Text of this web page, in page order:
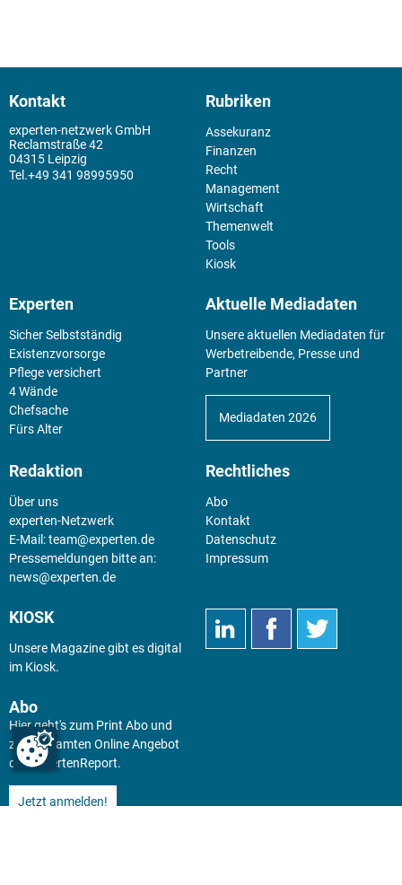
Kontakt
experten-netzwerk GmbH
Reclamstraße 42
04315 Leipzig
+49 341 98995950
Rubriken
Assekuranz
Finanzen
Recht
Management
Wirtschaft
Themenwelt
Tools
Kiosk
Experten
Sicher Selbstständig
Existenz­vorsorge
Pflege versichert
4 Wände
Chefsache
Fürs Alter
Aktuelle Mediadaten
Unsere aktuellen Mediadaten für
Werbetreibende, Presse und
Partner
Mediadaten 2026
Redaktion
Über uns
experten-Netzwerk
E-Mail:team@experten.de
Pressemeldungen bitte an:
news@experten.de
Rechtliches
Abo
Kontakt
Datenschutz
Impressum
KIOSK
Unsere Magazine gibt es digital
im Kiosk.
Abo
Hier geht's zum Print Abo und
zum gesamten Online Angebot
des expertenReport.
Jetzt anmelden!